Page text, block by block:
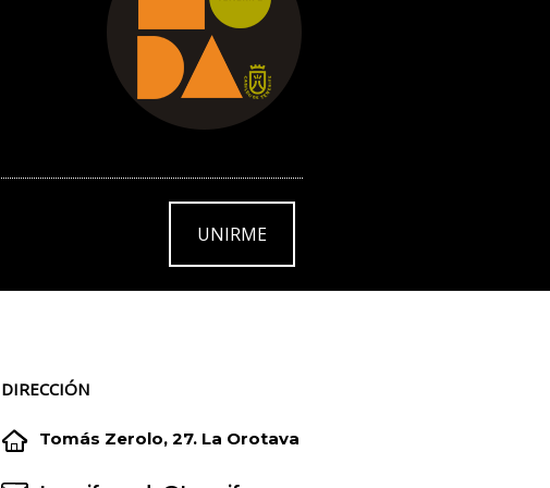
UNIRME
DIRECCIÓN

 Tomás Zerolo, 27. La Orotava